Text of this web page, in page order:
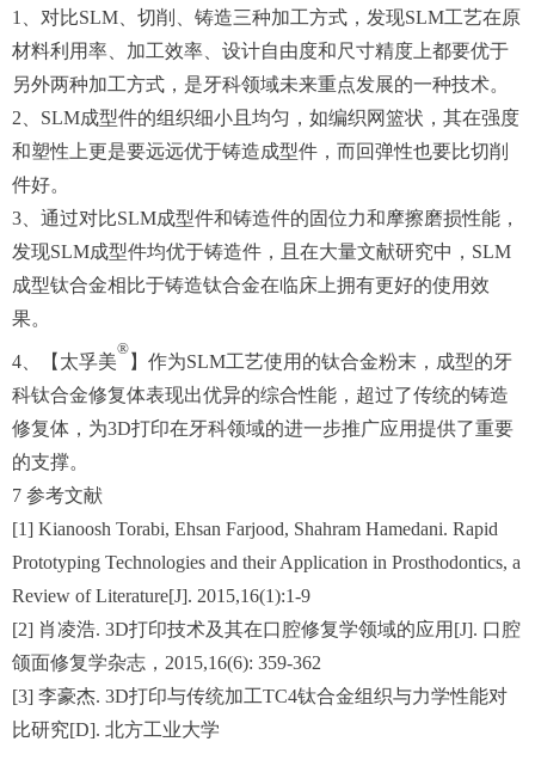
1、对比SLM、切削、铸造三种加工方式，发现SLM工艺在原
材料利用率、加工效率、设计自由度和尺寸精度上都要优于
另外两种加工方式，是牙科领域未来重点发展的一种技术。
2、SLM成型件的组织细小且均匀，如编织网篮状，其在强度
和塑性上更是要远远优于铸造成型件，而回弹性也要比切削
件好。
3、通过对比SLM成型件和铸造件的固位力和摩擦磨损性能，
发现SLM成型件均优于铸造件，且在大量文献研究中，SLM
成型钛合金相比于铸造钛合金在临床上拥有更好的使用效
果。
4、【太孚美
®
】作为SLM工艺使用的钛合金粉末，成型的牙
科钛合金修复体表现出优异的综合性能，超过了传统的铸造
修复体，为3D打印在牙科领域的进一步推广应用提供了重要
的支撑。
7 参考文献
[1] Kianoosh Torabi, Ehsan Farjood, Shahram Hamedani. Rapid
Prototyping Technologies and their Application in Prosthodontics, a
Review of Literature[J]. 2015,16(1):1-9
[2] 肖凌浩. 3D打印技术及其在口腔修复学领域的应用[J]. 口腔
颌面修复学杂志，2015,16(6): 359-362
[3] 李豪杰. 3D打印与传统加工TC4钛合金组织与力学性能对
比研究[D]. 北方工业大学